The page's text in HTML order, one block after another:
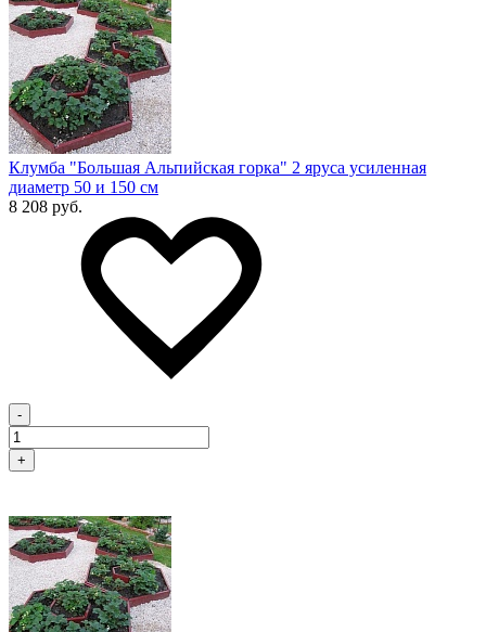
Клумба "Большая Альпийская горка" 2 яруса усиленная
диаметр 50 и 150 см
8 208 руб.
-
+